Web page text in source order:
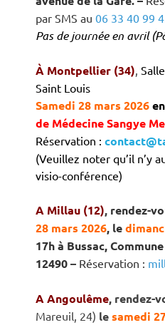
par SMS au 06 33 40 99
Pas de journée en avril
À Montpellier (34)
Saint Louis
Samedi 28 mars 2026
de Médecine Sangye
Réservation :
(Veuillez noter qu’il n’y
visio-conférence)
A Millau (12), rendez-
28 mars 2026, le
17h à Bussac,
12490– Réservation :
A Angoulême, rendez-
Mareuil, 24) lesamedi